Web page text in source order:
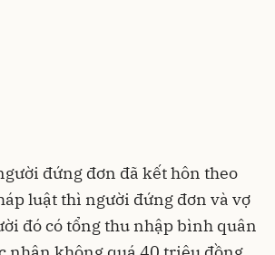
đứng đơn đã kết hôn theo
luật thì người đứng đơn và vợ
đó có tổng thu nhập bình quân